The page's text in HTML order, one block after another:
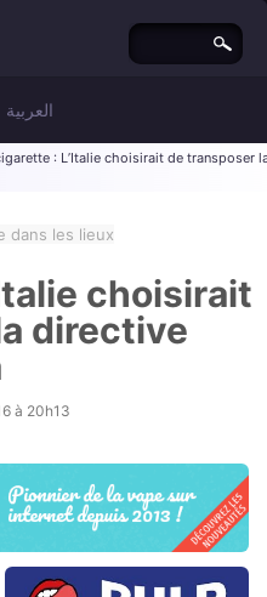
العربية
: L’Italie choisirait de transposer
dans les lieux
choisirait
directive
à 20h13